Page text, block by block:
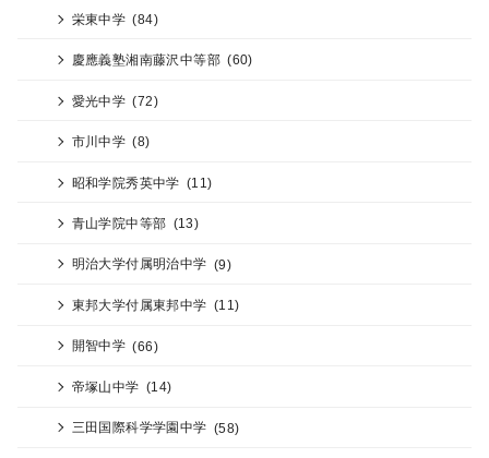
栄東中学 (84)
慶應義塾湘南藤沢中等部 (60)
愛光中学 (72)
市川中学 (8)
昭和学院秀英中学 (11)
青山学院中等部 (13)
明治大学付属明治中学 (9)
東邦大学付属東邦中学 (11)
開智中学 (66)
帝塚山中学 (14)
三田国際科学学園中学 (58)